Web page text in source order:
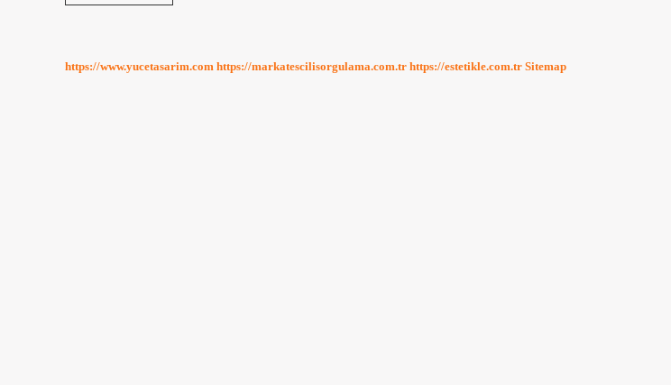
Ve
https://www.yucetasarim.com https://markatescilisorgulama.com.tr https://estetikle.com.tr Sitemap